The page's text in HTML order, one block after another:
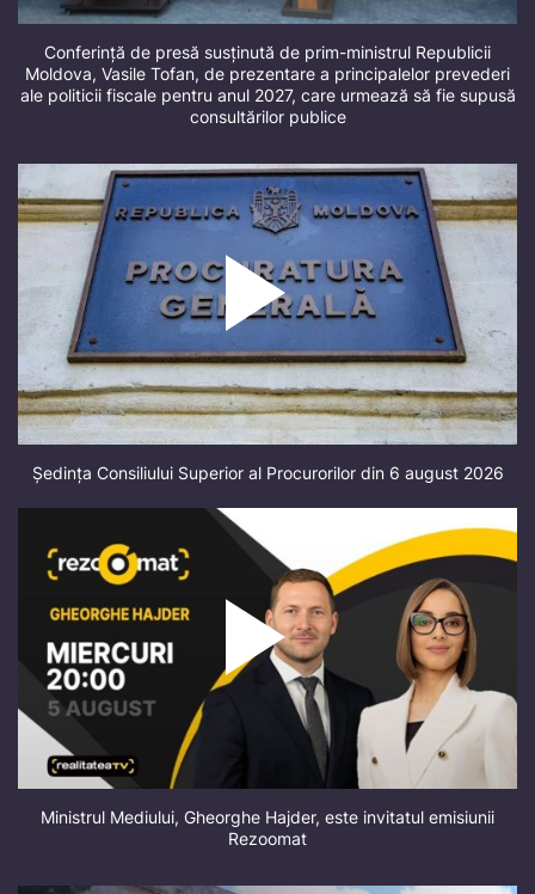
Conferință de presă susținută de prim-ministrul Republicii
Moldova, Vasile Tofan, de prezentare a principalelor prevederi
ale politicii fiscale pentru anul 2027, care urmează să fie supusă
consultărilor publice
Ședința Consiliului Superior al Procurorilor din 6 august 2026
Ministrul Mediului, Gheorghe Hajder, este invitatul emisiunii
Rezoomat